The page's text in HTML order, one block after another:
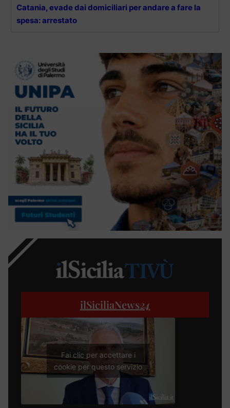
Catania, evade dai domiciliari per andare a fare la
spesa: arrestato
ilSiciliaNews24
Fai clic per accettare i
cookie per questo servizio